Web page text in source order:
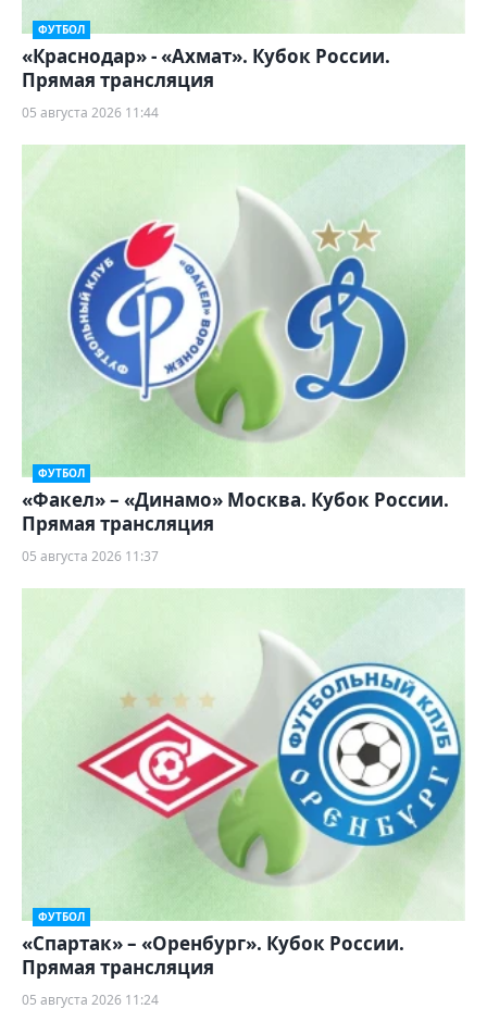
ФУТБОЛ
«Краснодар» - «Ахмат». Кубок России.
Прямая трансляция
05 августа 2026 11:44
ФУТБОЛ
«Факел» – «Динамо» Москва. Кубок России.
Прямая трансляция
05 августа 2026 11:37
ФУТБОЛ
«Спартак» – «Оренбург». Кубок России.
Прямая трансляция
05 августа 2026 11:24